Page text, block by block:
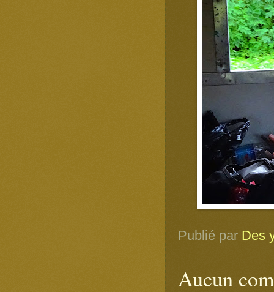
Publié par Des
Aucun